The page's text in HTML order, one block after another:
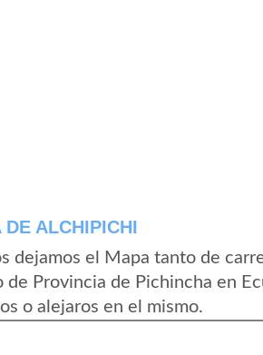
DE ALCHIPICHI
dejamos el Mapa tanto de
de Provincia de Pichincha en
o alejaros en el mismo.